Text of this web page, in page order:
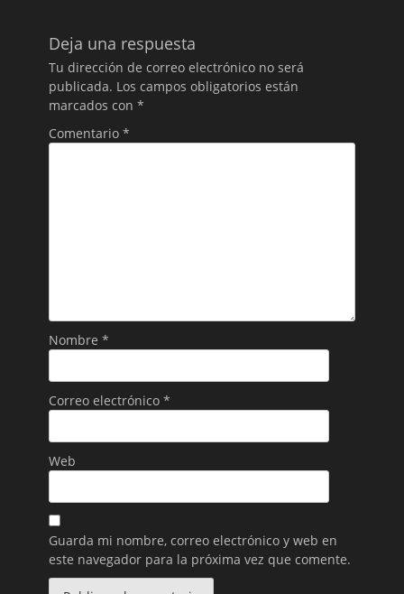
Deja una respuesta
Tu dirección de correo electrónico no será
publicada. Los campos obligatorios están
marcados con *
Comentario *
Nombre *
Correo electrónico *
Web
Guarda mi nombre, correo electrónico y web en
este navegador para la próxima vez que comente.